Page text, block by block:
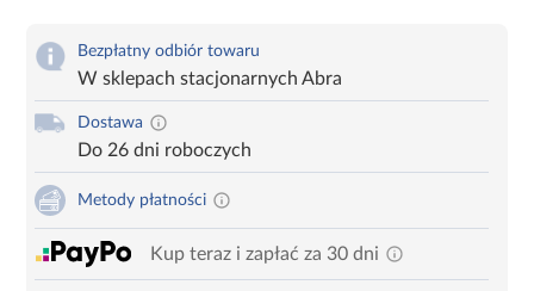
Bezpłatny odbiór towaru
W sklepach stacjonarnych Abra
Dostawa
Do 26 dni roboczych
Metody płatności
Kup teraz i zapłać za 30 dni